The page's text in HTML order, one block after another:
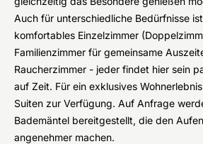
Auch für unterschiedliche Bedürfnisse
komfortables Einzelzimmer
Familienzimmer für gemeinsame
Raucherzimmer - jeder findet hier sein
auf Zeit. Für ein exklusives
Suiten zur Verfügung. Auf Anfrage
Bademäntel bereitgestellt, die den
angenehmer machen.